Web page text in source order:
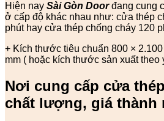
Hiện nay Sài Gòn Doorđang cung
ở cấp độ khác nhau như: cửa thép
phút hay cửa thép chống cháy 120
+ Kích thước tiêu chuẩn 800 ×
mm ( hoặc kích thước sản xuất theo
Nơi cung cấp cửa
chất lượng, giá thành